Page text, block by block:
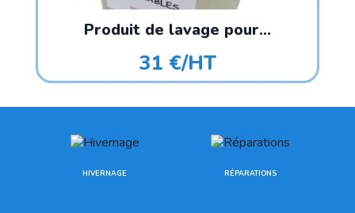
Produit de lavage pour...
31 €/HT
HIVERNAGE RÉPARATIONS